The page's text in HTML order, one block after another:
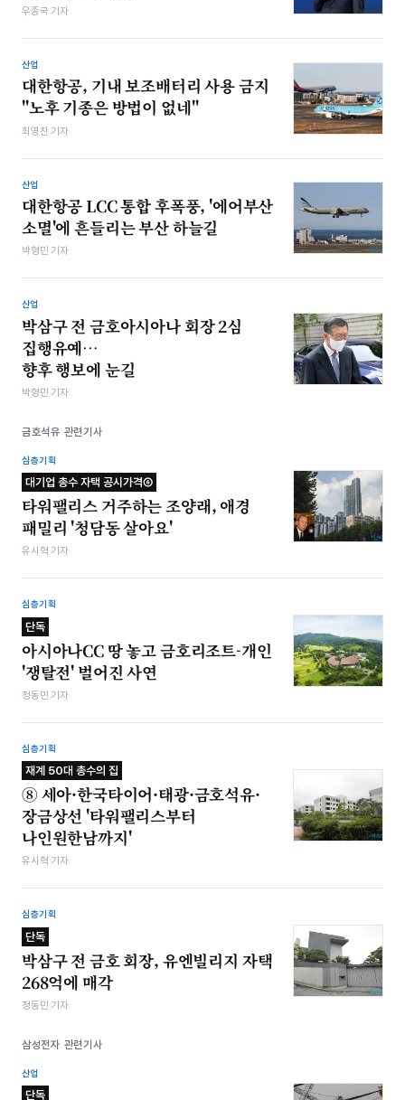
우종국 기자
산업
대한항공, 기내 보조배터리 사용 금지
"노후 기종은 방법이 없네"
최영찬 기자
산업
대한항공 LCC 통합 후폭풍, '에어부산
소멸'에 흔들리는 부산 하늘길
박형민 기자
산업
박삼구 전 금호아시아나 회장 2심
집행유예…
향후 행보에 눈길
박형민 기자
금호석유 관련기사
심층기획
대기업 총수 자택 공시가격⑥
타워팰리스 거주하는 조양래, 애경
패밀리 '청담동 살아요'
유시혁 기자
심층기획
단독
아시아나CC 땅 놓고 금호리조트-개인
'쟁탈전' 벌어진 사연
정동민 기자
심층기획
재계 50대 총수의 집
⑧ 세아·한국타이어·태광·금호석유·
장금상선 '타워팰리스부터
나인원한남까지'
유시혁 기자
심층기획
단독
박삼구 전 금호 회장, 유엔빌리지 자택
268억에 매각
정동민 기자
삼성전자 관련기사
산업
단독